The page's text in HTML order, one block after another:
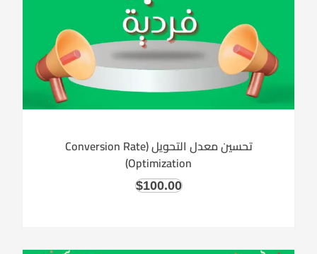
تحسين معدل التحويل (Conversion Rate
Optimization)
$100.00